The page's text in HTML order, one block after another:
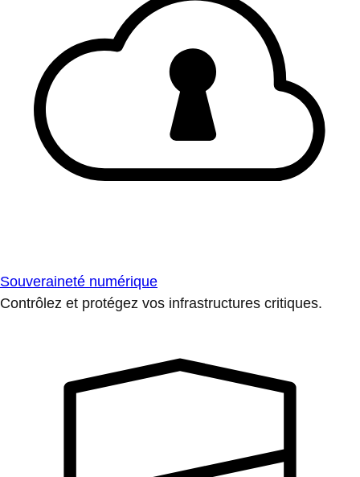
Souveraineté numérique
Contrôlez et protégez vos infrastructures critiques.